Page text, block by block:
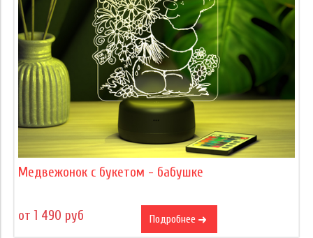
Медвежонок с букетом - бабушке
от 1 490 руб Подробнее